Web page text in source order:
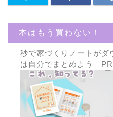
本はもう買わない！
秒で家づくりノートがダ
は自分でまとめよう PR